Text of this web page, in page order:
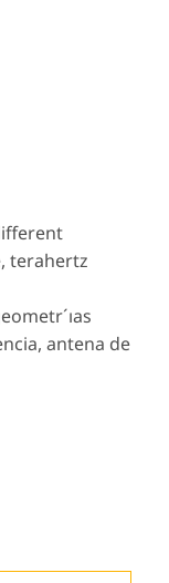
terahertz
antena de